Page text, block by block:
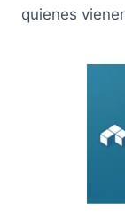
quienes